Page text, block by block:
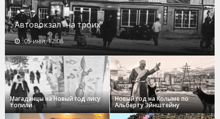
Автовокзал "на троих"
05-июл, 12:08
Магаданцы на Новый год лису
топили
Новый год на Колыме по
Альберту Эйнштейну